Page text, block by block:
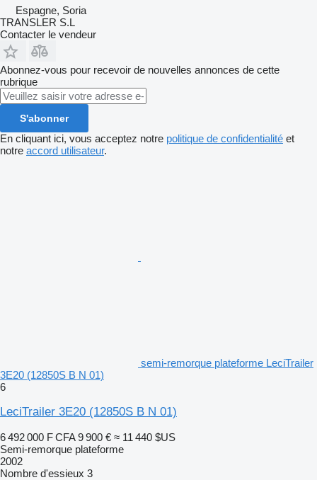
Espagne, Soria
TRANSLER S.L
Contacter le vendeur
Abonnez-vous pour recevoir de nouvelles annonces de cette
rubrique
S'abonner
En cliquant ici, vous acceptez notre politique de confidentialité et
notre accord utilisateur.
semi-remorque plateforme LeciTrailer
3E20 (12850S B N 01)
6
LeciTrailer 3E20 (12850S B N 01)
6 492 000 F CFA 9 900 € ≈ 11 440 $US
Semi-remorque plateforme
2002
Nombre d'essieux 3